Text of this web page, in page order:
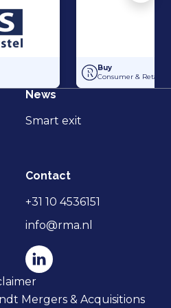
Lauwers by ABS Autoherstel van
Buy-out between
Buy
Consumer & Retail
News
Smart exit
Contact
+31 10 4536151
info@rma.nl
Mergers & Acquisitions